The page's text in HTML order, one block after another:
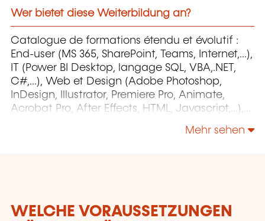
Wer bietet diese Weiterbildung an?
Catalogue de formations étendu et évolutif :
End-user (MS 365, SharePoint, Teams, Internet,...),
IT (Power BI Desktop, langage SQL, VBA,.NET,
C#,...), Web et Design (Adobe Photoshop,
InDesign, Illustrator, Premiere Pro, Animate,
Acrobat Pro, After Effects, HTML, Javascript,...),
Mehr sehen
WELCHE VORAUSSETZUNGEN